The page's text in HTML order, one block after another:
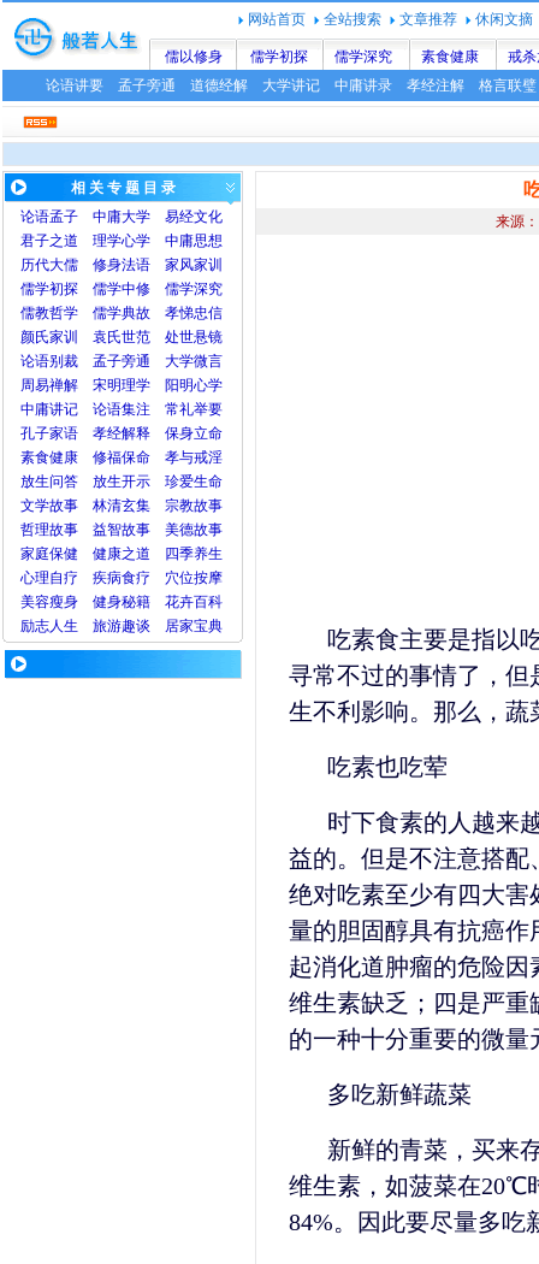
网站首页 全站搜索 文章推荐 休闲文摘
儒以修身 儒学初探 儒学深究 素食健康
戒
论语讲要
孟子旁通 道德经解 大学讲记 中庸讲录 孝经注解 格言联璧
相 关 专 题 目 录
论语孟子 中庸大学
易经文化
君子之道
理学心学
中庸思想
历代大儒
修身法语
家风家训
儒学初探
儒学中修
儒学深究
儒教哲学
儒学典故
孝悌忠信
颜氏家训
袁氏世范
处世悬镜
论语别裁
孟子旁通
大学微言
周易禅解
宋明理学
阳明心学
中庸讲记
论语集注
常礼举要
孔子家语
孝经解释
保身立命
素食健康
修福保命
孝与戒淫
放生问答
放生开示
珍爱生命
文学故事
林清玄集
宗教故事
哲理故事
益智故事
美德故事
家庭保健
健康之道
四季养生
心理自疗 疾病食疗 穴位按摩
美容瘦身 健身秘籍 花卉百科
励志人生
旅游趣谈 居家宝典
来源
吃素食主要是指以
寻常不过的事情了，
生不利影响。那么，
吃素也吃荤
时下食素的人越来
益的。但是不注意搭
绝对吃素至少有四大
量的胆固醇具有抗癌
起消化道肿瘤的危险
维生素缺乏；四是严
的一种十分重要的微
多吃新鲜蔬菜
新鲜的青菜，买来
维生素，如菠菜在20℃
84%。因此要尽量多吃